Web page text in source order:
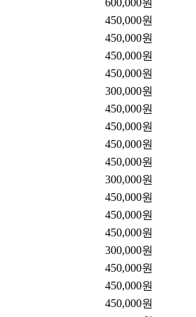
450,000원
450,000원
450,000원
450,000원
300,000원
450,000원
450,000원
450,000원
450,000원
300,000원
450,000원
450,000원
450,000원
300,000원
450,000원
450,000원
450,000원